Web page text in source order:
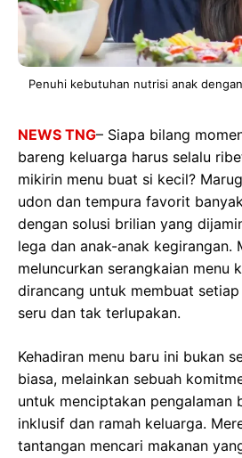
Penuhi kebutuhan nutrisi anak
NEWS TNG– Siapa bilang
bareng keluarga harus selalu
mikirin menu buat si kecil?
udon dan tempura favorit
dengan solusi brilian yang
lega dan anak-anak kegirangan.
meluncurkan serangkaian menu
dirancang untuk membuat
seru dan tak terlupakan.
Kehadiran menu baru ini bukan
biasa, melainkan sebuah
untuk menciptakan pengalaman
inklusif dan ramah keluarga.
tantangan mencari makanan